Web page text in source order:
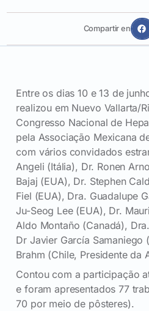
Compartir en
Entre os dias 10 e 13 de
realizou em Nuevo Vallarta/
Congresso Nacional de
pela Associação Mexicana
com vários convidados
Angeli (Itália), Dr. Ronen
Bajaj (EUA), Dr. Stephen
Fiel (EUA), Dra. Guadalupe
Ju-Seog Lee (EUA), Dr.
Aldo Montaño (Canadá),
Dr Javier García Samaniego
Brahm (Chile, Presidente da
Contou com a participação
e foram apresentados 77
70 por meio de pôsteres).